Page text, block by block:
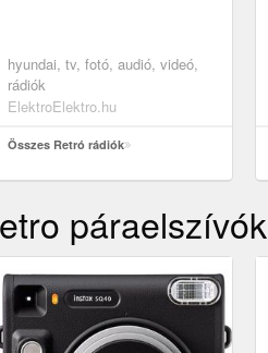
hyundai, tv, fotó, audió, videó,
rádiók
ElektroElektro.hu
Összes Retró rádiók
páraelszívók